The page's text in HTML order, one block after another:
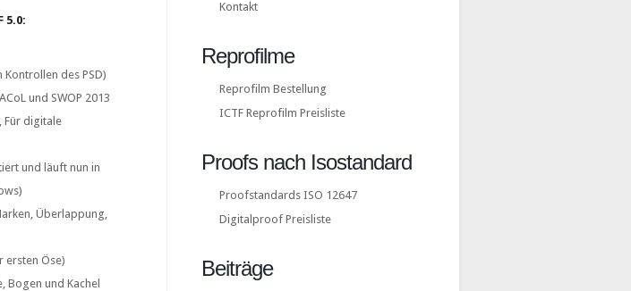
5.0:
des PSD)
und SWOP 2013
Für digitale
und läuft nun in
Überlappung,
ersten Öse)
Bogen und Kachel
Kontakt
Reprofilme
Reprofilm Bestellung
ICTF Reprofilm Preisliste
Proofs nach Isostandard
Proofstandards ISO 12647
Digitalproof Preisliste
Beiträge